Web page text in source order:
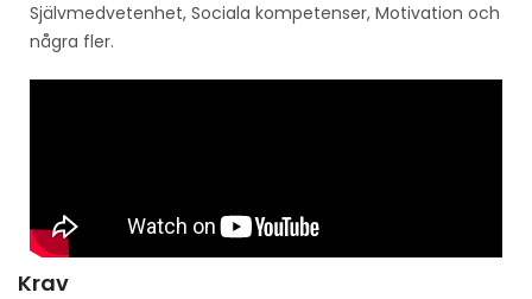
Självmedvetenhet, Sociala kompetenser, Motivation och
några fler.
Krav